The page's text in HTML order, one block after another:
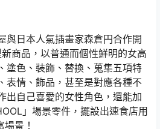
與日本人氣插畫家森倉円合作開
商品，以普通而個性鮮明的女高
塗色、裝飾、替換、蒐集五項特
表情、飾品，甚至是對應各種不
出自己喜愛的女性角色，還能加
」場景零件，擺設出速食店用
景！